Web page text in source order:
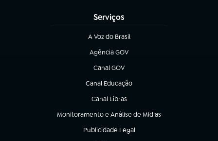
Serviços
A Voz do Brasil
(abre em nova aba)
Agência GOV
(abre em nova aba)
Canal GOV
(abre em nova aba)
Canal Educação
(abre em nova aba)
Canal Libras
(abre em nova aba)
Monitoramento e Análise de Mídias
(abre em nova aba)
Publicidade Legal
(abre em nova aba)